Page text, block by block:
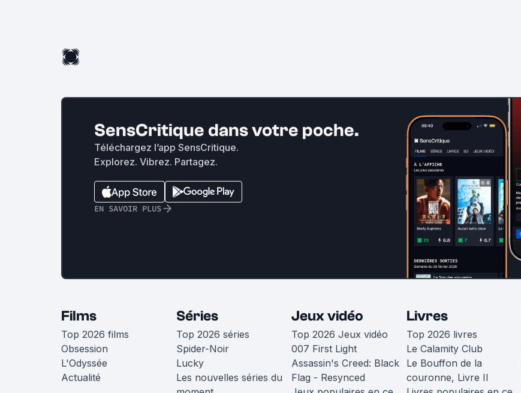
SensCritique dans votre poche.
Téléchargez l’app SensCritique.
Explorez. Vibrez. Partagez.
EN SAVOIR PLUS
Films
Top 2026 films
Obsession
L'Odyssée
Actualité
Séries
Top 2026 séries
Spider-Noir
Lucky
Les nouvelles séries du
Jeux vidéo
Top 2026 Jeux vidéo
007 First Light
Assassin's Creed: Black
Flag - Resynced
Livres
Top 2026 livres
Le Calamity Club
Le Bouffon de la
couronne, Livre II